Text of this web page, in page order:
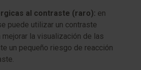
al contraste (raro): en
puede utilizar un contraste
mejorar la visualización de las
un pequeño riesgo de reacción